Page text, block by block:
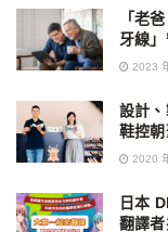
「老
牙線
2023
設計
鞋控
2020
日本
翻譯